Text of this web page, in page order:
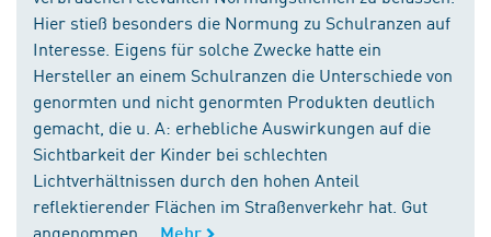
Hier stieß besonders die Normung zu Schulranzen auf
Interesse. Eigens für solche Zwecke hatte ein
Hersteller an einem Schulranzen die Unterschiede von
genormten und nicht genormten Produkten deutlich
gemacht, die u. A: erhebliche Auswirkungen auf die
Sichtbarkeit der Kinder bei schlechten
Lichtverhältnissen durch den hohen Anteil
reflektierender Flächen im Straßenverkehr hat. Gut
angenommen ...
Mehr